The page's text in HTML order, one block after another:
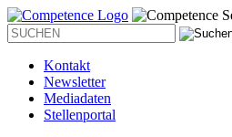
Kontakt
Newsletter
Mediadaten
Stellenportal